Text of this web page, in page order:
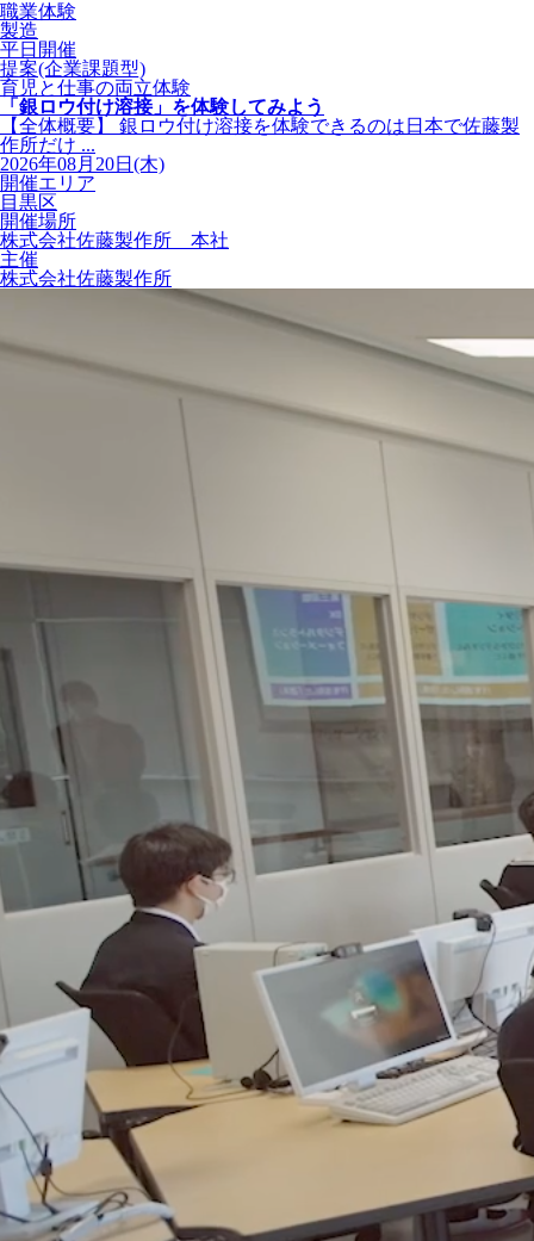
職業体験
製造
平日開催
提案(企業課題型)
育児と仕事の両立体験
「銀ロウ付け溶接」を体験してみよう
【全体概要】 銀ロウ付け溶接を体験できるのは日本で佐藤製
作所だけ ...
2026年08月20日(木)
開催エリア
目黒区
開催場所
株式会社佐藤製作所 本社
主催
株式会社佐藤製作所